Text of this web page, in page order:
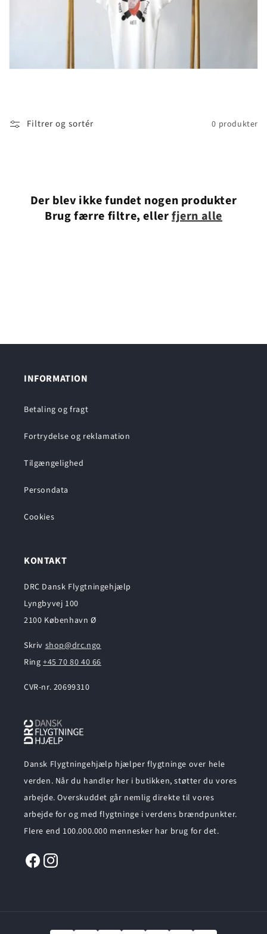
Filtrer og sortér 0 produkter
Der blev ikke fundet nogen produkter
Brug færre filtre, ellerfjern alle
INFORMATION
Betaling og fragt
Fortrydelse og reklamation
Tilgængelighed
Persondata
Cookies
KONTAKT
DRC Dansk Flygtningehjælp
Lyngbyvej 100
2100 København Ø
Skrivshop@drc.ngo
Ring +45 70 80 40 66
CVR-nr. 20699310
Dansk Flygtningehjælp hjælper flygtninge over hele
verden. Når du handler her i butikken, støtter du vores
arbejde. Overskuddet går nemlig direkte til vores
arbejde for og med flygtninge i verdens brændpunkter.
Flere end 100.000.000 mennesker har brug for det.
FacebookInstagram